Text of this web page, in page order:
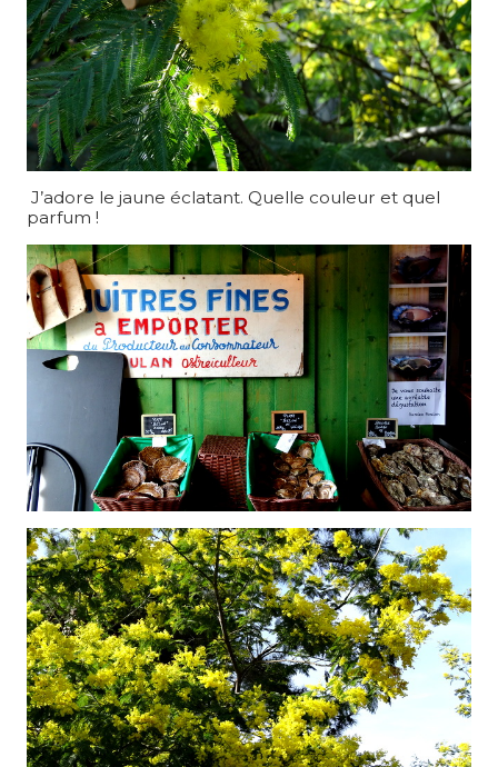
J’adore le jaune éclatant. Quelle couleur et quel
parfum !